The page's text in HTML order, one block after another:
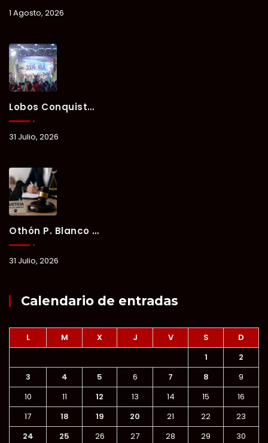
1 Agosto, 2026
Lobos Conquista La Primera Competencia Del Verano Xul-Há 2026 En Una Noche Llena De Talento Y Energía.
31 Julio, 2026
Othón P. Blanco Refrenda Su Compromiso Contra El Maltrato Animal: Vinculan A Proceso A Presunto Responsable Tras Denuncia Del Ayuntamiento.
31 Julio, 2026
Calendario de entradas
L M X J V S
D
1
2
3
4 5 6 7 8
9
10
11 12 13 14 15
16
17
18 19 20 21 22
23
24
25 26 27 28 29 30